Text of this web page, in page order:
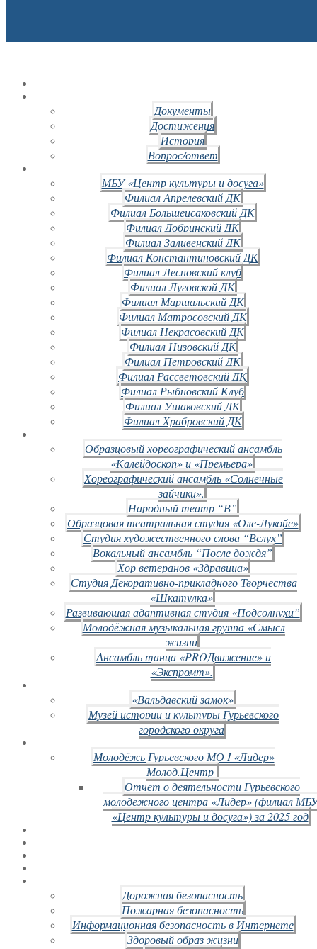
Документы
Достижения
История
Вопрос/ответ
МБУ «Центр культуры и досуга»
Филиал Апрелевский ДК
Филиал Большеисаковский ДК
Филиал Добринский ДК
Филиал Заливенский ДК
Филиал Константиновский ДК
Филиал Лесновский клуб
Филиал Луговской ДК
Филиал Маршальский ДК
Филиал Матросовский ДК
Филиал Некрасовский ДК
Филиал Низовский ДК
Филиал Петровский ДК
Филиал Рассветовский ДК
Филиал Рыбновский Клуб
Филиал Ушаковский ДК
Филиал Храбровский ДК
Образцовый хореографический ансамбль
«Калейдоскоп» и «Премьера»
Хореографический ансамбль «Солнечные
зайчики».
Народный театр “В”
Образцовая театральная студия «Оле-Лукойе»
Студия художественного слова “Вслух”
Вокальный ансамбль “После дождя”
Хор ветеранов «Здравица»
Студия Декоративно-прикладного Творчества
«Шкатулка»
Развивающая адаптивная студия «Подсолнухи”
Молодёжная музыкальная группа «Смысл
жизни
Ансамбль танца «PROДвижение» и
«Экспромт».
«Вальдавский замок»
Музей истории и культуры Гурьевского
городского округа
Молодёжь Гурьевского МО I «Лидер»
Молод.Центр
Отчет о деятельности Гурьевского
молодежного центра «Лидер» (филиал
«Центр культуры и досуга») за 2025 год
Дорожная безопасность
Пожарная безопасность
Информационная безопасность в Интернете
Здоровый образ жизни